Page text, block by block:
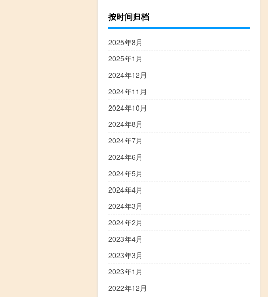
按时间归档
2025年8月
2025年1月
2024年12月
2024年11月
2024年10月
2024年8月
2024年7月
2024年6月
2024年5月
2024年4月
2024年3月
2024年2月
2023年4月
2023年3月
2023年1月
2022年12月